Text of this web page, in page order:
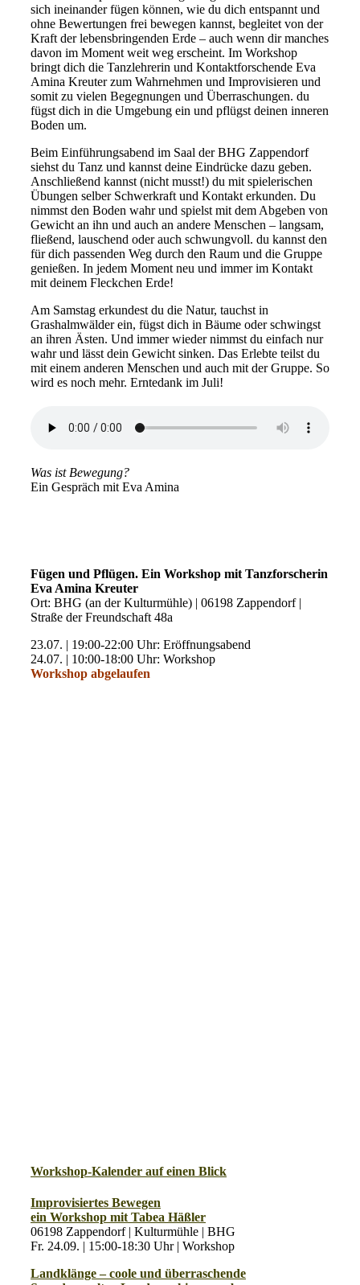
sich ineinander fügen können, wie du dich entspannt und
ohne Bewertungen frei bewegen kannst, begleitet von der
Kraft der lebensbringenden Erde – auch wenn dir manches
davon im Moment weit weg erscheint. Im Workshop
bringt dich die Tanzlehrerin und Kontaktforschende Eva
Amina Kreuter zum Wahrnehmen und Improvisieren und
somit zu vielen Begegnungen und Überraschungen. du
fügst dich in die Umgebung ein und pflügst deinen inneren
Boden um.
Beim Einführungsabend im Saal der BHG Zappendorf
siehst du Tanz und kannst deine Eindrücke dazu geben.
Anschließend kannst (nicht musst!) du mit spielerischen
Übungen selber Schwerkraft und Kontakt erkunden. Du
nimmst den Boden wahr und spielst mit dem Abgeben von
Gewicht an ihn und auch an andere Menschen – langsam,
fließend, lauschend oder auch schwungvoll. du kannst den
für dich passenden Weg durch den Raum und die Gruppe
genießen. In jedem Moment neu und immer im Kontakt
mit deinem Fleckchen Erde!
Am Samstag erkundest du die Natur, tauchst in
Grashalmwälder ein, fügst dich in Bäume oder schwingst
an ihren Ästen. Und immer wieder nimmst du einfach nur
wahr und lässt dein Gewicht sinken. Das Erlebte teilst du
mit einem anderen Menschen und auch mit der Gruppe. So
wird es noch mehr. Erntedank im Juli!
Was ist Bewegung?
Ein Gespräch mit Eva Amina
Fügen und Pflügen. Ein Workshop mit Tanzforscherin
Eva Amina Kreuter
Ort: BHG (an der Kulturmühle) | 06198 Zappendorf |
Straße der Freundschaft 48a
23.07. | 19:00-22:00 Uhr: Eröffnungsabend
24.07. | 10:00-18:00 Uhr: Workshop
Workshop abgelaufen
Workshop-Kalender auf einen Blick
Improvisiertes Bewegen
ein Workshop mit Tabea Häßler
06198 Zappendorf | Kulturmühle | BHG
Fr. 24.09. | 15:00-18:30 Uhr | Workshop
Landklänge – coole und überraschende